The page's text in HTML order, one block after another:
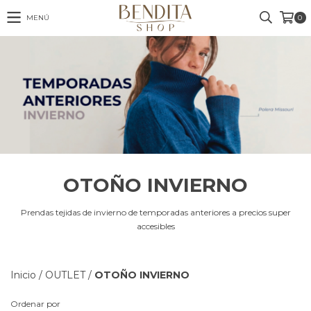
MENÚ 0
OTOÑO INVIERNO
Prendas tejidas de invierno de temporadas anteriores a precios super
accesibles
Inicio / OUTLET / OTOÑO INVIERNO
Ordenar por